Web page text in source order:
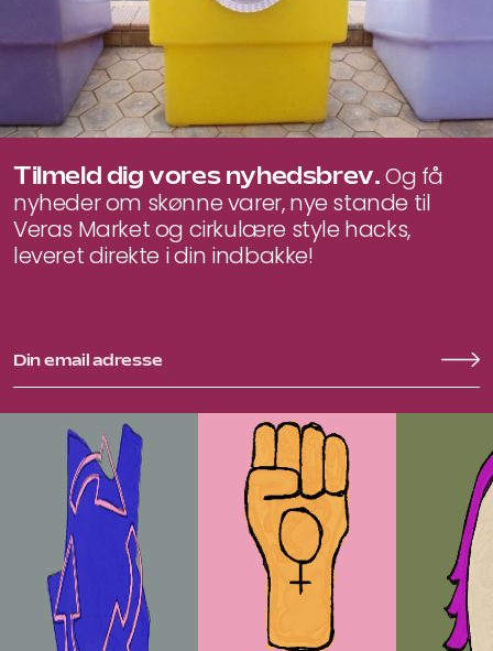
Tilmeld dig vores nyhedsbrev.Og få
nyheder om skønne varer, nye stande til
Veras Market og cirkulære style hacks,
leveret direkte i din indbakke!